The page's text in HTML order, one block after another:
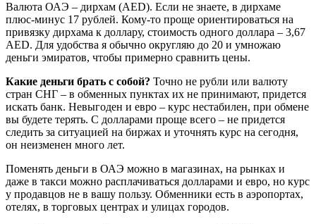
Валюта ОАЭ – дирхам (AED). Если не знаете, в дирхаме
плюс-минус 17 рублей. Кому-то проще ориентироваться на
привязку дирхама к доллару, стоимость одного доллара – 3,67
AED. Для удобства я обычно округляю до 20 и умножаю
деньги эмиратов, чтобы примерно сравнить цены.
Какие деньги брать с собой? Точно не рубли или валюту
стран СНГ – в обменных пунктах их не принимают, придется
искать банк. Невыгоден и евро – курс нестабилен, при обмене
вы будете терять. С долларами проще всего – не придется
следить за ситуацией на биржах и уточнять курс на сегодня,
он неизменен много лет.
Поменять деньги в ОАЭ можно в магазинах, на рынках и
даже в такси можно расплачиваться долларами и евро, но курс
у продавцов не в вашу пользу. Обменники есть в аэропортах,
отелях, в торговых центрах и улицах городов.